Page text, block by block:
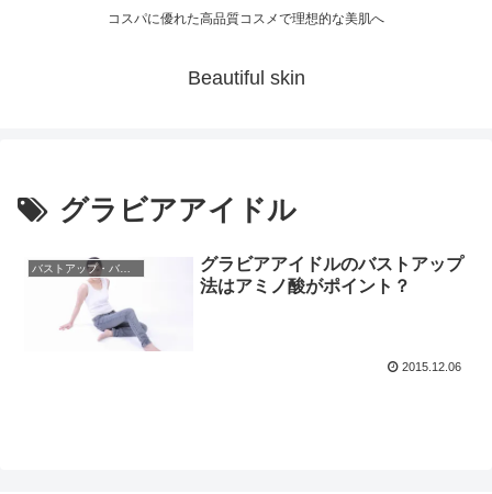
コスパに優れた高品質コスメで理想的な美肌へ
Beautiful skin
グラビアアイドル
バストアップ・バストトップ
グラビアアイドルのバストアップ
法はアミノ酸がポイント？
2015.12.06